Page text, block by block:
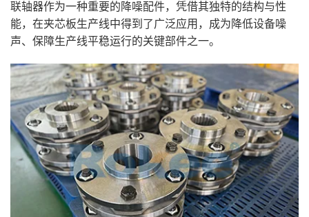
联轴器作为一种重要的降噪配件，凭借其独特的结构与性
能，在夹芯板生产线中得到了广泛应用，成为降低设备噪
声、保障生产线平稳运行的关键部件之一。